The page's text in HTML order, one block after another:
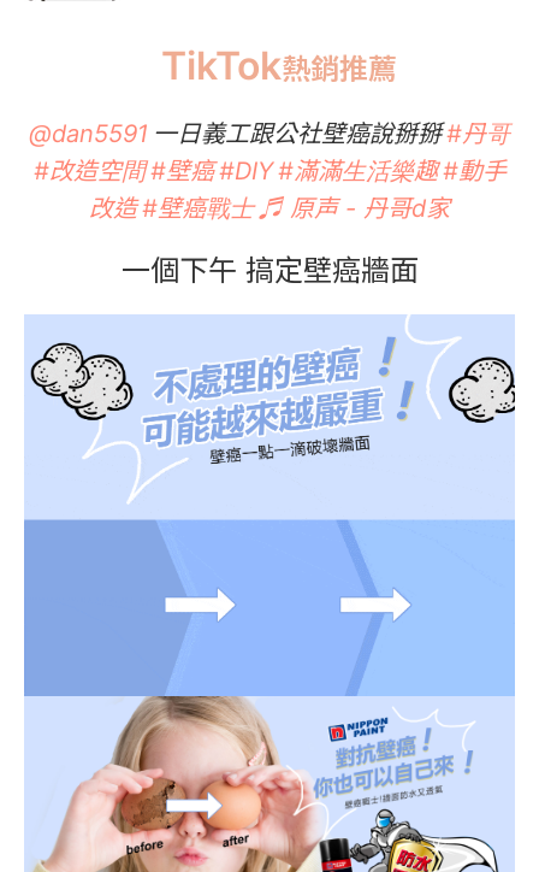
TikTok熱銷推薦
@dan5591 一日義工跟公社壁癌說掰掰#丹哥
#改造空間#壁癌#DIY#滿滿生活樂趣#動手
改造#壁癌戰士 ♬ 原声 - 丹哥d家
一個下午 搞定壁癌牆面